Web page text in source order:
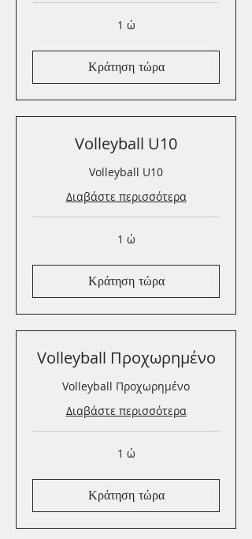
1 ώ
Κράτηση τώρα
Volleyball U10
Volleyball U10
Διαβάστε περισσότερα
1 ώ
Κράτηση τώρα
Volleyball Προχωρημένο
Volleyball Προχωρημένο
Διαβάστε περισσότερα
1 ώ
Κράτηση τώρα